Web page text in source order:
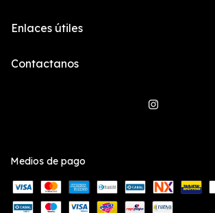
Enlaces útiles
Contactanos
Medios de pago